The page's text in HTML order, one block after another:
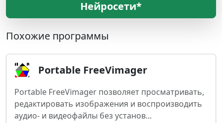
Нейросети*
Похожие программы
Portable FreeVimager
Portable FreeVimager позволяет просматривать,
редактировать изображения и воспроизводить
аудио- и видеофайлы без установ...